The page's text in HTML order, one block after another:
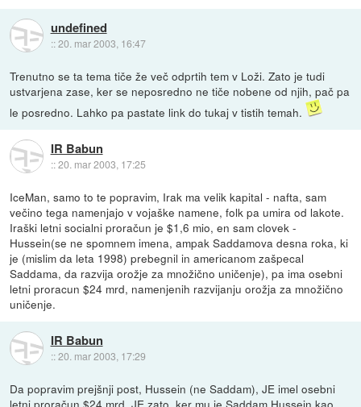
undefined
::20. mar 2003, 16:47
Trenutno se ta tema tiče že več odprtih tem v Loži. Zato je tudi
ustvarjena zase, ker se neposredno ne tiče nobene od njih, pač pa
le posredno. Lahko pa pastate link do tukaj v tistih temah.
IR Babun
::20. mar 2003, 17:25
IceMan, samo to te popravim, Irak ma velik kapital - nafta, sam
večino tega namenjajo v vojaške namene, folk pa umira od lakote.
Iraški letni socialni proračun je $1,6 mio, en sam clovek -
Hussein(se ne spomnem imena, ampak Saddamova desna roka, ki
je (mislim da leta 1998) prebegnil in americanom zašpecal
Saddama, da razvija orožje za množično uničenje), pa ima osebni
letni proracun $24 mrd, namenjenih razvijanju orožja za množično
uničenje.
IR Babun
::20. mar 2003, 17:29
Da popravim prejšnji post, Hussein (ne Saddam), JE imel osebni
letni proračun $24 mrd, JE zato, ker mu je Saddam Hussein kao